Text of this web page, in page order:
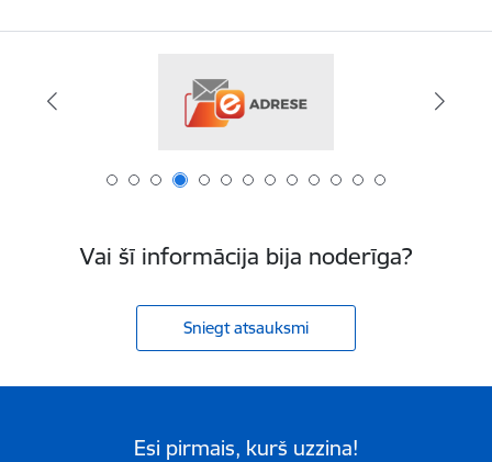
Vai šī informācija bija noderīga?
Sniegt atsauksmi
Esi pirmais, kurš uzzina!